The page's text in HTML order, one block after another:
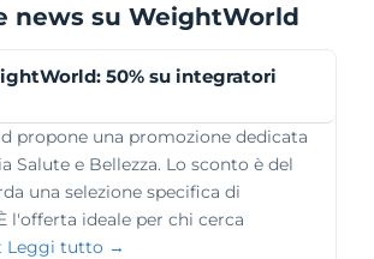
news su WeightWorld
50% su integratori
propone una promozione dedicata
Salute e Bellezza. Lo sconto è del
una selezione specifica di
l'offerta ideale per chi cerca
Leggi tutto →